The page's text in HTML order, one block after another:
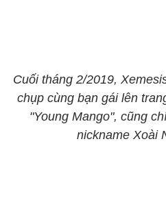
Cuối tháng 2/2019,
chụp cùng bạn gái lên
"Young Mango", cũng
nickname Xoài